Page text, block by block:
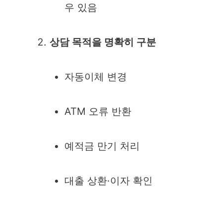
우 있음
상담 목적을 명확히 구분
자동이체 변경
ATM 오류 반환
예적금 만기 처리
대출 상환·이자 확인